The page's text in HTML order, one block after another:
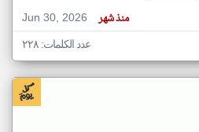
Jun 30, 2026
منذ شهر
عدد الكلمات: ٢٢٨